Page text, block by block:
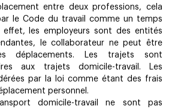
entre deux professions, cela
le Code du travail comme un temps
les employeurs sont des entités
le collaborateur ne peut être
déplacements. Les trajets sont
aux trajets domicile-travail. Les
par la loi comme étant des frais
personnel.
domicile-travail ne sont pas